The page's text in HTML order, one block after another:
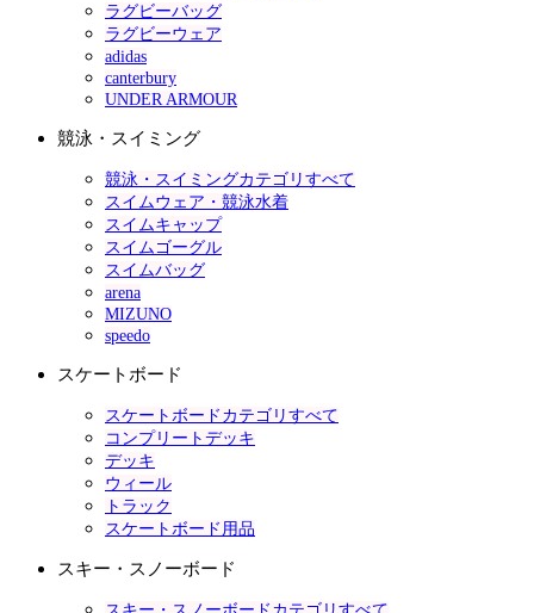
ラグビーバッグ
ラグビーウェア
adidas
canterbury
UNDER ARMOUR
競泳・スイミング
競泳・スイミングカテゴリすべて
スイムウェア・競泳水着
スイムキャップ
スイムゴーグル
スイムバッグ
arena
MIZUNO
speedo
スケートボード
スケートボードカテゴリすべて
コンプリートデッキ
デッキ
ウィール
トラック
スケートボード用品
スキー・スノーボード